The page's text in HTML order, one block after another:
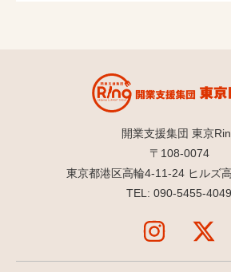
開業支援集団 東京
〒108-0074
東京都港区高輪4-11-24 ヒルズ
TEL: 090-5455-4049